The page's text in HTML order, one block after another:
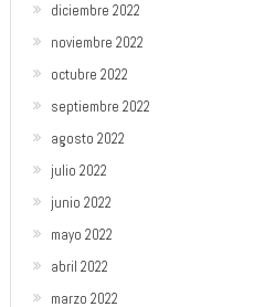
diciembre 2022
noviembre 2022
octubre 2022
septiembre 2022
agosto 2022
julio 2022
junio 2022
mayo 2022
abril 2022
marzo 2022